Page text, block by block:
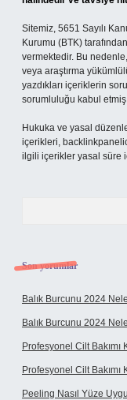
Sitemiz, 5651 Sayılı
Kurumu (BTK)
vermektedir. Bu
veya araştırma
yazdıkları içeriklerin
sorumluluğu kabul etmiş
Hukuka ve yasal
içerikleri,
ilgili içerikler yasal süre
Son yorumlar
Balık Burcunu 2024
Balık Burcunu 2024
Profesyonel Cilt Bakımı
Profesyonel Cilt Bakımı
Peeling Nasıl Yüze